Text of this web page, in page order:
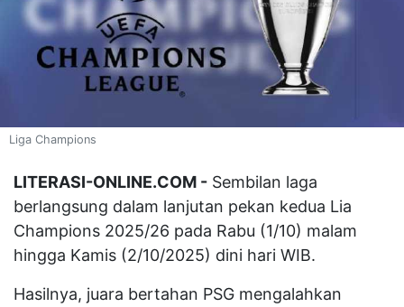
Liga Champions
LITERASI-ONLINE.COM - Sembilan laga
berlangsung dalam lanjutan pekan kedua Lia
Champions 2025/26 pada Rabu (1/10) malam
hingga Kamis (2/10/2025) dini hari WIB.
Hasilnya, juara bertahan PSG mengalahkan